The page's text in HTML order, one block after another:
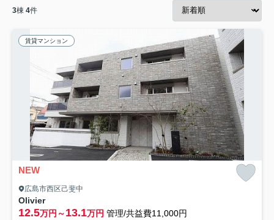
3棟 4件
賃貸マンション
NEW
広島市西区己斐中
Olivier
12.5万円～13.1万円 管理/共益費11,000円